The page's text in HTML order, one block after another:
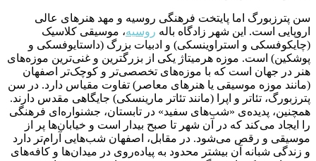
سن پترزبورگ اما پایتخت فرهنگی روسیه و مهد هنرهای عالی
اروپایی است. این شهر زادگاه باله روسیه، موسیقی کلاسیک
(چایکوفسکی و استراوینسکی) و ادبیات بزرگ (داستایوفسکی و
پوشکین) است. موزه هرمیتاژ یکی از بزرگترین و غنی‌ترین موزه‌های
هنر در جهان است که با موزه‌های تخصصی‌تر و کوچک‌تر اصفهان
(مانند موزه موسیقی یا هنرهای معاصر) تفاوت مقیاس دارد. در سن
پترزبورگ، تئاتر و اپرا (مانند تئاتر مارینسکی) جایگاهی مقدس دارند.
همچنین، پدیده‌ی «شب‌های سفید» در تابستان، جشنواره‌ای فرهنگی
را ایجاد می‌کند که در آن شهر تا صبح بیدار است و خیابان‌ها پر از
موسیقی و رقص می‌شود. در مقابل، اصفهان شب‌هایی آرام‌تر دارد
و زندگی شبانه آن بیشتر محدود به پیاده‌روی در میدان‌ها و کافه‌های